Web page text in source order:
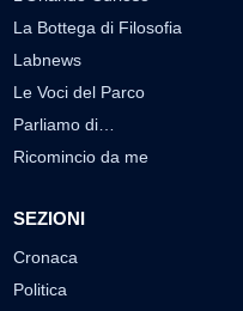
La Bottega di Filosofia
Labnews
Le Voci del Parco
Parliamo di…
Ricomincio da me
SEZIONI
Cronaca
Politica